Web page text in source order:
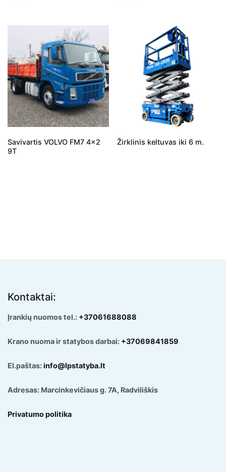
Savivartis VOLVO FM7 4×2
9T
Žirklinis keltuvas iki 6 m.
Kontaktai:
Įrankių nuomos tel.: +37061688088
Krano nuoma ir statybos darbai: +37069841859
El.paštas:info@lpstatyba.lt
Adresas: Marcinkevičiaus g. 7A, Radviliškis
Privatumo politika